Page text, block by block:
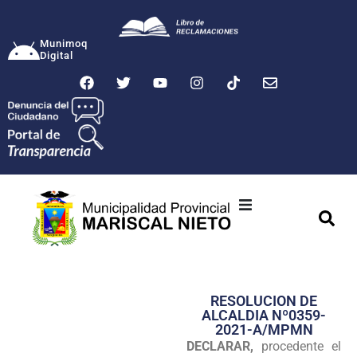
Munimoq
Digital
Transparencia
Seguridad
RESOLUCION DE
ALCALDIA Nº0359-
2021-A/MPMN
DECLARAR, procedente el